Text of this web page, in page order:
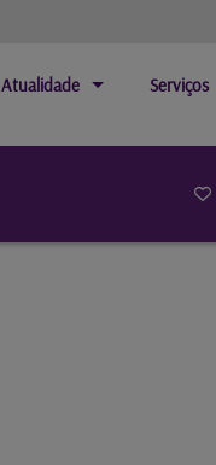
Atualidade Serviços